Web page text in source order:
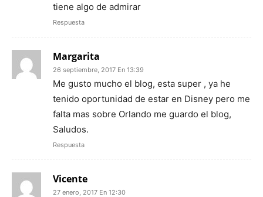
tiene algo de admirar
Respuesta
Margarita
26 septiembre, 2017 En 13:39
Me gusto mucho el blog, esta super , ya he
tenido oportunidad de estar en Disney pero me
falta mas sobre Orlando me guardo el blog,
Saludos.
Respuesta
Vicente
27 enero, 2017 En 12:30